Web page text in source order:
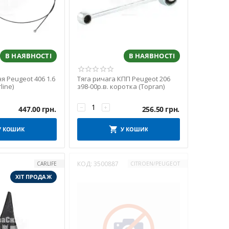
В НАЯВНОСТІ
Peugeot 406 1.6
447.00 грн.
КОШИК
В НАЯВНОСТІ
Тяга ричага КПП Peugeot 206
з98-00р.в. коротка (Topran)
+
− 256.50 грн.
У КОШИК
CARLIFE
ХІТ ПРОДАЖ
КОД: 3500887 CITROEN/PEUGEOT